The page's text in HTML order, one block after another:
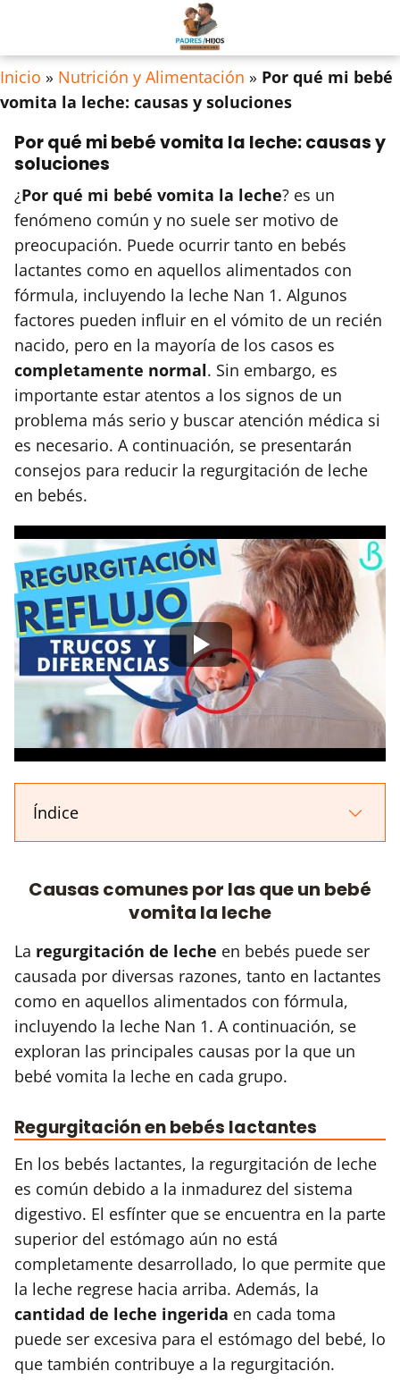
Inicio » Nutrición y Alimentación » Por qué mi bebé
vomita la leche: causas y soluciones
Por qué mi bebé vomita la leche: causas y
soluciones
¿Por qué mi bebé vomita la leche? es un
fenómeno común y no suele ser motivo de
preocupación. Puede ocurrir tanto en bebés
lactantes como en aquellos alimentados con
fórmula, incluyendo la leche Nan 1. Algunos
factores pueden influir en el vómito de un recién
nacido, pero en la mayoría de los casos es
completamente normal. Sin embargo, es
importante estar atentos a los signos de un
problema más serio y buscar atención médica si
es necesario. A continuación, se presentarán
consejos para reducir la regurgitación de leche
en bebés.
Índice
Causas comunes por las que un bebé
vomita la leche
La regurgitación de leche en bebés puede ser
causada por diversas razones, tanto en lactantes
como en aquellos alimentados con fórmula,
incluyendo la leche Nan 1. A continuación, se
exploran las principales causas por la que un
bebé vomita la leche en cada grupo.
Regurgitación en bebés lactantes
En los bebés lactantes, la regurgitación de leche
es común debido a la inmadurez del sistema
digestivo. El esfínter que se encuentra en la parte
superior del estómago aún no está
completamente desarrollado, lo que permite que
la leche regrese hacia arriba. Además, la
cantidad de leche ingerida en cada toma
puede ser excesiva para el estómago del bebé, lo
que también contribuye a la regurgitación.